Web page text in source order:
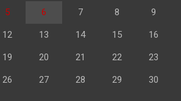
5 6 7 8 9
12 13 14 15 16
19 20 21 22 23
26 27 28 29 30